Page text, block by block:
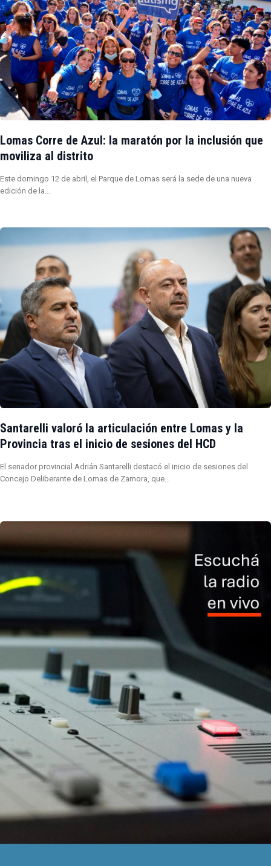
Lomas Corre de Azul: la maratón por la inclusión que
moviliza al distrito
Este domingo 12 de abril, el Parque de Lomas será la sede de una nueva
edición de la…
Santarelli valoró la articulación entre Lomas y la
Provincia tras el inicio de sesiones del HCD
El senador provincial Adrián Santarelli destacó el inicio de sesiones del
Concejo Deliberante de Lomas de Zamora, que…